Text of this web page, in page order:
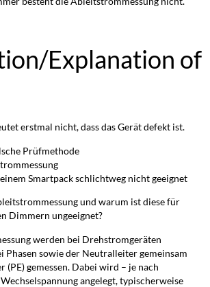
Explanation of
erstmal nicht, dass das Gerät defekt ist.
Prüfmethode
Smartpack schlichtweg nicht geeignet
und warum ist diese für
Dimmern ungeeignet?
werden bei Drehstromgeräten
Phasen sowie der Neutralleiter gemeinsam
(PE) gemessen. Dabei wird – je nach
angelegt, typischerweise